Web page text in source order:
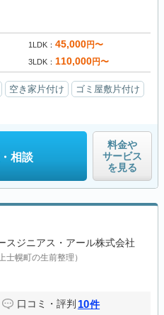
1LDK 45,000円〜
3LDK 110,000円〜
空き家片付け
ゴミ屋敷片付け
相談
料金や
サービス
を見る
スジニアス・アール株式会社
士幌町の生前整理）
口コミ・評判 10件